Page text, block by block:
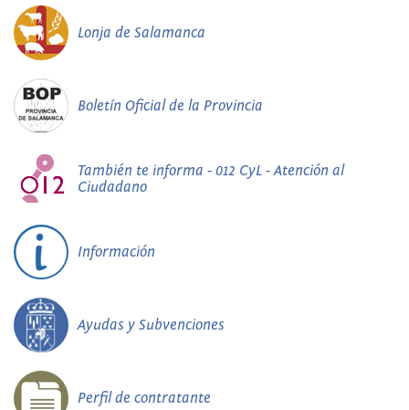
Lonja de Salamanca
Boletín Oficial de la Provincia
También te informa - 012 CyL - Atención al
Ciudadano
Información
Ayudas y Subvenciones
Perfil de contratante